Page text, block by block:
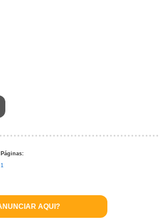
Páginas:
1
AQUI?